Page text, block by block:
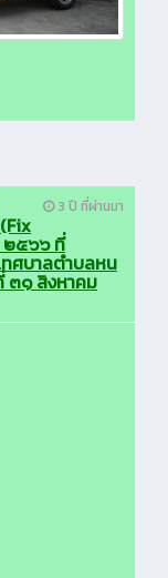
3 ปี ที่ผ่านมา
๒๕๖๖ ที่
ศบาลตำบลหน
๓๑ สิงหาคม